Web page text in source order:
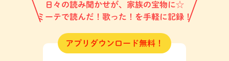
日々の読み聞かせが、家族の宝物に☆
ミーテで読んだ！歌った！を手軽に記録！
アプリダウンロード無料！